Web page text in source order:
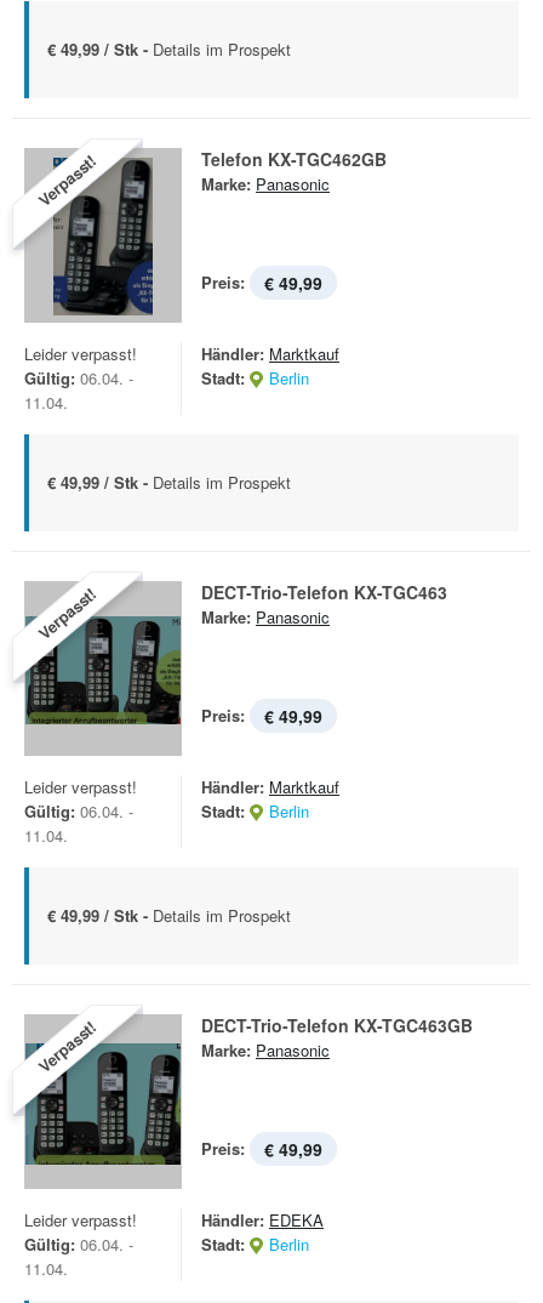
€ 49,99 / Stk - Details im Prospekt
Verpasst! Telefon KX-TGC462GB
Marke: Panasonic
Preis: € 49,99
Leider verpasst!
Gültig: 06.04. -
11.04.
Händler: Marktkauf
Stadt:
Berlin
€ 49,99 / Stk - Details im Prospekt
Verpasst! DECT-Trio-Telefon KX-TGC463
Marke: Panasonic
Preis: € 49,99
Leider verpasst!
Gültig: 06.04. -
11.04.
Händler: Marktkauf
Stadt:
Berlin
€ 49,99 / Stk - Details im Prospekt
Verpasst! DECT-Trio-Telefon KX-TGC463GB
Marke: Panasonic
Preis: € 49,99
Leider verpasst!
Gültig: 06.04. -
11.04.
Händler: EDEKA
Stadt:
Berlin